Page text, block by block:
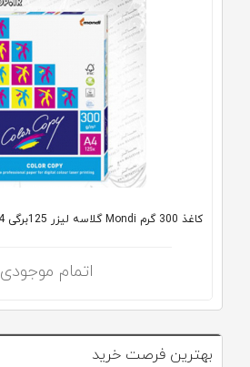
کاغذ 300 گرم Mondi گلاسه لیزر 125برگی A4
اتمام موجودی
بهترین فرصت خرید